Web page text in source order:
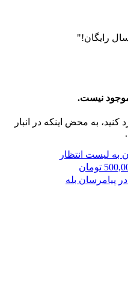
رایگان!"
نیست.
به محض اینکه در انبار
به لیست انتظار
پیامرسان بله